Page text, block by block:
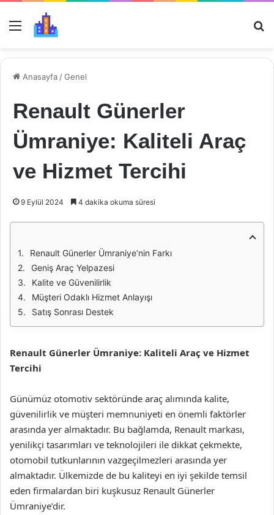
Menü
Anasayfa /Genel
Renault Günerler
Ümraniye: Kaliteli Araç
ve Hizmet Tercihi
9 Eylül 2024 4 dakika okuma süresi
Renault Günerler Ümraniye’nin Farkı
Geniş Araç Yelpazesi
Kalite ve Güvenilirlik
Müşteri Odaklı Hizmet Anlayışı
Satış Sonrası Destek
Renault Günerler Ümraniye: Kaliteli Araç ve Hizmet
Tercihi
Günümüz otomotiv sektöründe araç alımında kalite,
güvenilirlik ve müşteri memnuniyeti en önemli faktörler
arasında yer almaktadır. Bu bağlamda, Renault markası,
yenilikçi tasarımları ve teknolojileri ile dikkat çekmekte,
otomobil tutkunlarının vazgeçilmezleri arasında yer
almaktadır. Ülkemizde de bu kaliteyi en iyi şekilde temsil
eden firmalardan biri kuşkusuz Renault Günerler
Ümraniye’dir.